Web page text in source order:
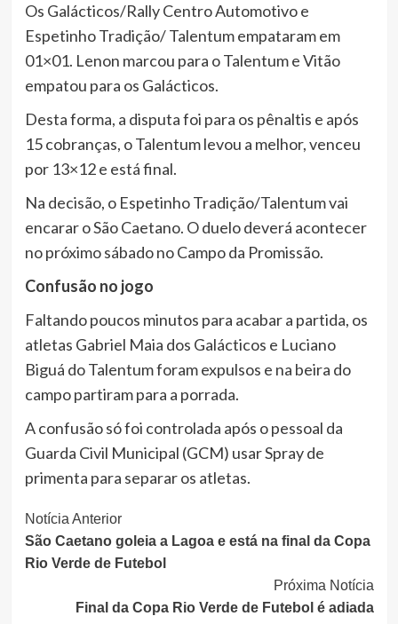
Os Galácticos/Rally Centro Automotivo e
Espetinho Tradição/ Talentum empataram em
01×01. Lenon marcou para o Talentum e Vitão
empatou para os Galácticos.
Desta forma, a disputa foi para os pênaltis e após
15 cobranças, o Talentum levou a melhor, venceu
por 13×12 e está final.
Na decisão, o Espetinho Tradição/Talentum vai
encarar o São Caetano. O duelo deverá acontecer
no próximo sábado no Campo da Promissão.
Confusão no jogo
Faltando poucos minutos para acabar a partida, os
atletas Gabriel Maia dos Galácticos e Luciano
Biguá do Talentum foram expulsos e na beira do
campo partiram para a porrada.
A confusão só foi controlada após o pessoal da
Guarda Civil Municipal (GCM) usar Spray de
primenta para separar os atletas.
Continue
Lendo
Notícia Anterior
São Caetano goleia a Lagoa e está na final da Copa
Rio Verde de Futebol
Próxima Notícia
Final da Copa Rio Verde de Futebol é adiada